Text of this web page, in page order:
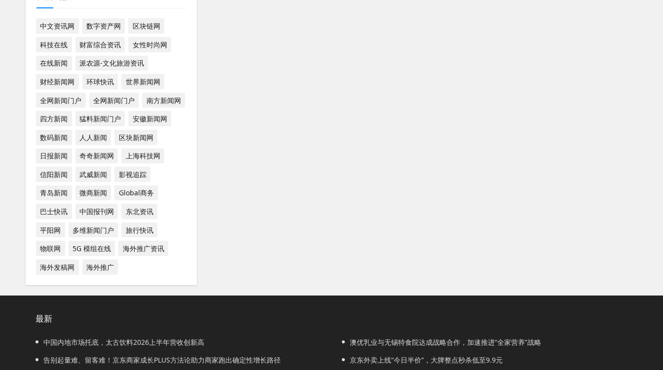
中文资讯网 数字资产网
区块链网
科技在线
财富综合资讯
女性时尚网
在线新闻
派农源-文化旅游资讯
财经新闻网
环球快讯
世界新闻网
全网新闻门户
全网新闻门户
南方新闻网
四方新闻
猛料新闻门户
安徽新闻网
数码新闻
人人新闻
区块新闻网
日报新闻
奇奇新闻网
上海科技网
信阳新闻
武威新闻
影视追踪
青岛新闻
微商新闻
Global商务
巴士快讯
中国报刊网
东北资讯
平阳网
多维新闻门户
旅行快讯
物联网
5G 模组在线
海外推广资讯
海外发稿网
海外推广
最新
中国内地市场托底，太古饮料2026上半年营收创新高
澳优乳业与无锡特食院达成战略合作，加速推进“全家营养”战略
告别起量难、留客难！京东商家成长PLUS方法论助力商家跑出确定性增长路径
京东外卖上线“今日半价”，大牌整点秒杀低至9.9元